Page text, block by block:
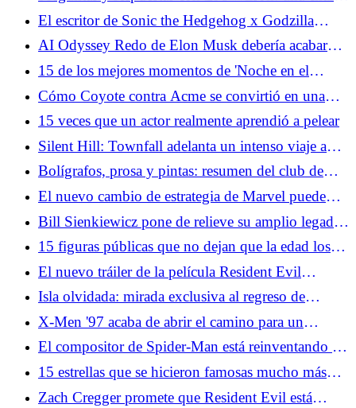
con el escritor detrás del libro viral 'Situationship'
El escritor de Sonic the Hedgehog x Godzilla
habla sobre cruces imposibles de escalamiento de
potencia
AI Odyssey Redo de Elon Musk debería acabar
con las conversaciones sobre películas sobre IA de
una vez por todas
15 de los mejores momentos de 'Noche en el
Museo'
Cómo Coyote contra Acme se convirtió en una
saga de Hollywood de David contra Goliat en la
vida real
15 veces que un actor realmente aprendió a pelear
Silent Hill: Townfall adelanta un intenso viaje a
través de una nueva ciudad encantada
Bolígrafos, prosa y pintas: resumen del club de
escritura SDCC de Wattpad
El nuevo cambio de estrategia de Marvel puede
poner fin a sus programas de acción en vivo
Bill Sienkiewicz pone de relieve su amplio legado
en un nuevo documental
15 figuras públicas que no dejan que la edad los
defina
El nuevo tráiler de la película Resident Evil
confirma que los fanáticos de OG están al volante
Isla olvidada: mirada exclusiva al regreso de
DreamWorks Animation a los días de gloria de los
90
X-Men '97 acaba de abrir el camino para un
personaje favorito de los fanáticos
El compositor de Spider-Man está reinventando el
tema de Spidey en Brand New Day
15 estrellas que se hicieron famosas mucho más
tarde de lo que crees
Zach Cregger promete que Resident Evil está